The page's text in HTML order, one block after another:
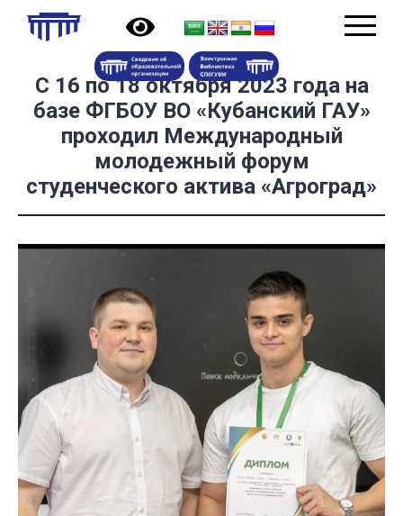
С 16 по 18 октября 2023 года на
базе ФГБОУ ВО «Кубанский ГАУ»
проходил Международный
молодежный форум
студенческого актива «Агроград»